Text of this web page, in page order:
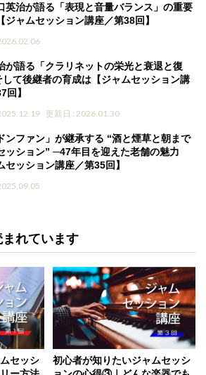
英治が語る「表現と音量バランス」の重要
ジャムセッション講座／第38回】
が語る「クラリネットの栄光と衰退と復
て後継者の育成は【ジャムセッション講
回】
更新日 : 2026.01.30
ンファン」が継承する “酒と煙草と朝まで
ッション” ─47年目を迎えた老舗の魅力
セッション講座／第35回】
れています
セッシ
初心者が知りたいジャムセッシ